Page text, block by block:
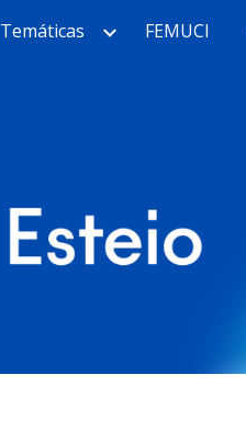
Skip to navigation
Temáticas FEMUCI